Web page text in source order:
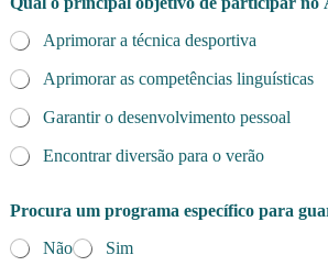
Aprimorar a técnica desportiva
Aprimorar as competências linguísticas
Garantir o desenvolvimento pessoal
Encontrar diversão para o verão
Procura um programa específico para
Não
Sim